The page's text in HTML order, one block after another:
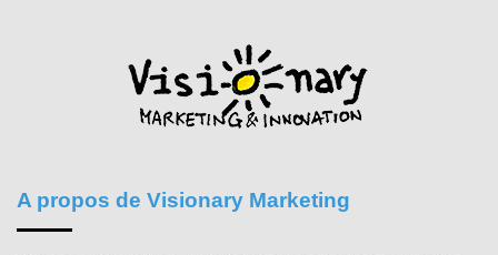
A propos de Visionary Marketing